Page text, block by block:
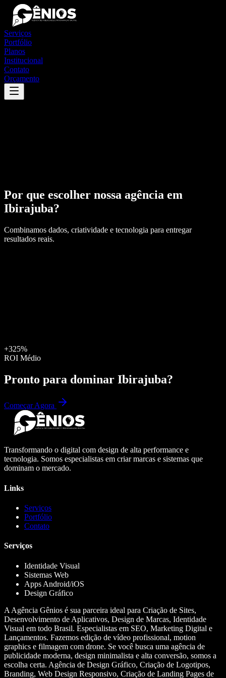
Serviços
Portfólio
Planos
Institucional
Contato
Orçamento
Por que escolher nossa agência em
Ibirajuba?
Combinamos dados, criatividade e tecnologia para entregar
resultados reais.
+325%
ROI Médio
Pronto para dominar Ibirajuba?
Começar Agora
Transformando o digital com design de alta performance e
tecnologia. Somos especialistas em criar marcas e sistemas que
dominam o mercado.
Links
Serviços
Portfólio
Contato
Serviços
Identidade Visual
Sistemas Web
Apps Android/iOS
Design Gráfico
A Agência Gênios é sua parceira ideal para Criação de Sites,
Desenvolvimento de Aplicativos, Design de Marcas, Identidade
Visual em todo Brasil. Especialistas em SEO, Marketing Digital e
Lançamentos. Fazemos edição de vídeo profissional, motion
graphics e filmagem com drone. Se você busca uma agência de
publicidade moderna, design minimalista e alta conversão, somos a
escolha certa. Agência de Design Gráfico, Criação de Logotipos,
Branding, Web Design Responsivo, Criação de Landing Pages de